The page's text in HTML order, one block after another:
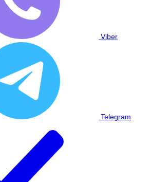
Viber
Telegram